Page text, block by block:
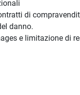
di
danno.
e limitazione di